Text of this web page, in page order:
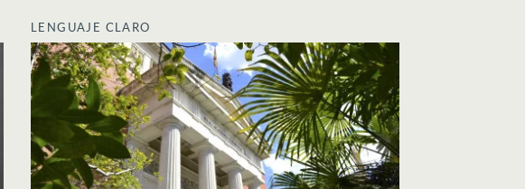
LENGUAJE CLARO